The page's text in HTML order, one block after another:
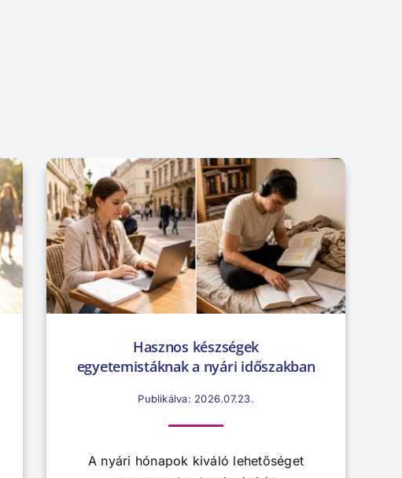
Hasznos készségek
egyetemistáknak a nyári időszakban
Publikálva: 2026.07.23.
A nyári hónapok kiváló lehetőséget